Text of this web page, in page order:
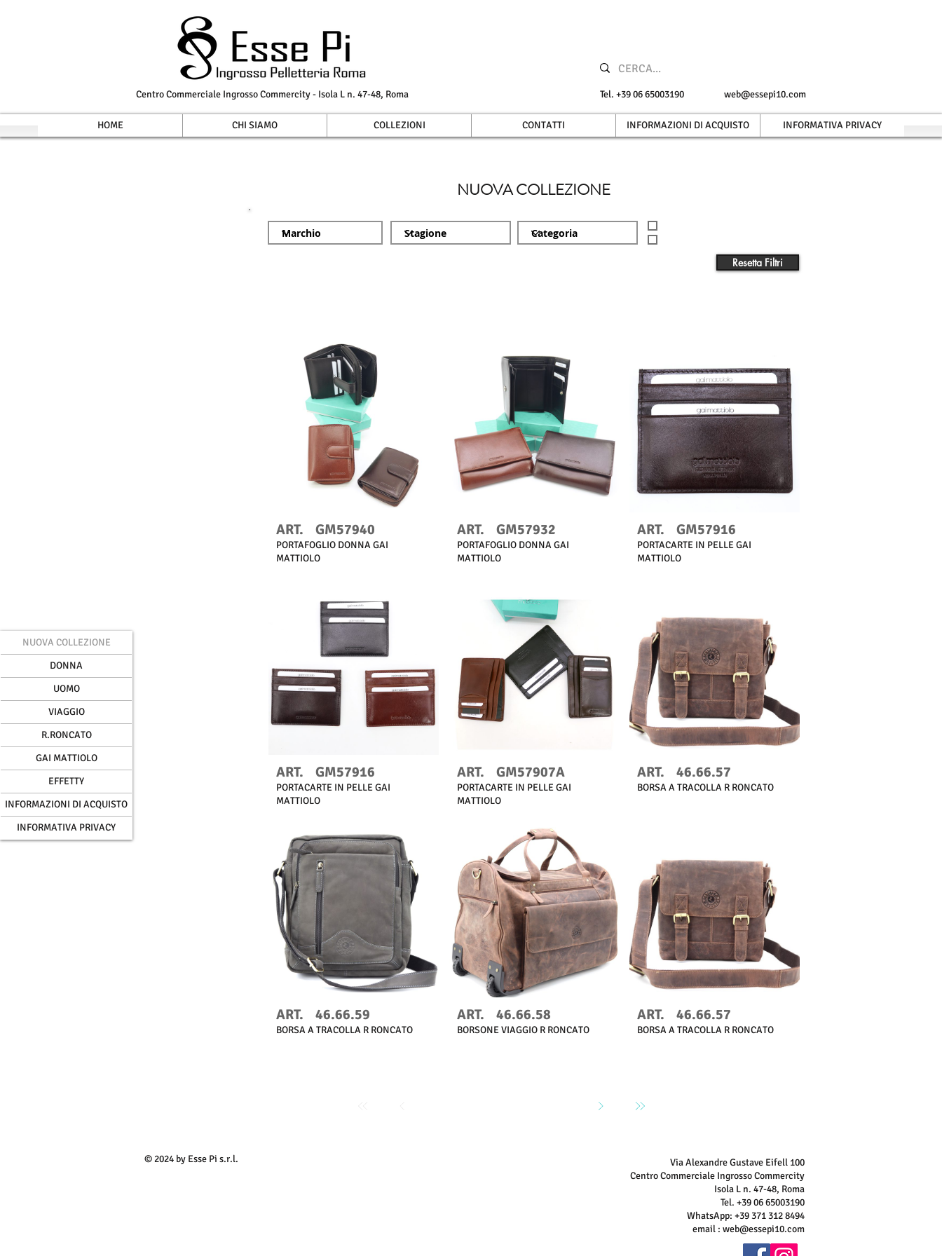
Centro Commerciale Ingrosso Commercity - Isola L n. 47-48, Roma Tel. +39 06 65003190 web@essepi10.com
HOME CHI SIAMO COLLEZIONI CONTATTI INFORMAZIONI DI ACQUISTO INFORMATIVA PRIVACY
NUOVA COLLEZIONE
DONNA
UOMO
VIAGGIO
R.RONCATO
GAI MATTIOLO
EFFETTY
INFORMAZIONI DI ACQUISTO
INFORMATIVA PRIVACY
NUOVA COLLEZIONE
Resetta Filtri
Scopri di più
ART. GM57940
PORTAFOGLIO DONNA GAI
MATTIOLO
Scopri di più
ART. GM57916
PORTACARTE IN PELLE GAI
MATTIOLO
Scopri di più
ART. 46.66.59
BORSA A TRACOLLA R RONCATO
Scopri di più
ART. GM57932
PORTAFOGLIO DONNA GAI
MATTIOLO
Scopri di più
ART. GM57907A
PORTACARTE IN PELLE GAI
MATTIOLO
Scopri di più
ART. 46.66.58
BORSONE VIAGGIO R RONCATO
Scopri di più
ART. GM57916
PORTACARTE IN PELLE GAI
MATTIOLO
Scopri di più
ART. 46.66.57
BORSA A TRACOLLA R RONCATO
Scopri di più
ART. 46.66.57
BORSA A TRACOLLA R RONCATO
© 2024 by Esse Pi s.r.l.
Via Alexandre Gustave Eifell 100
Centro Commerciale Ingrosso Commercity
Isola L n. 47-48, Roma
Tel. +39 06 65003190
WhatsApp: +39 371 312 8494
email : web@essepi10.com